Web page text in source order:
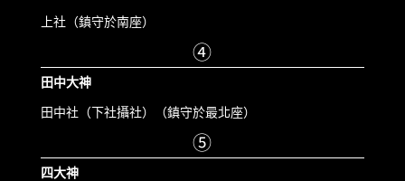
上社（鎮守於南座）
④
田中大神
田中社（下社攝社）（鎮守於最北座）
⑤
四大神